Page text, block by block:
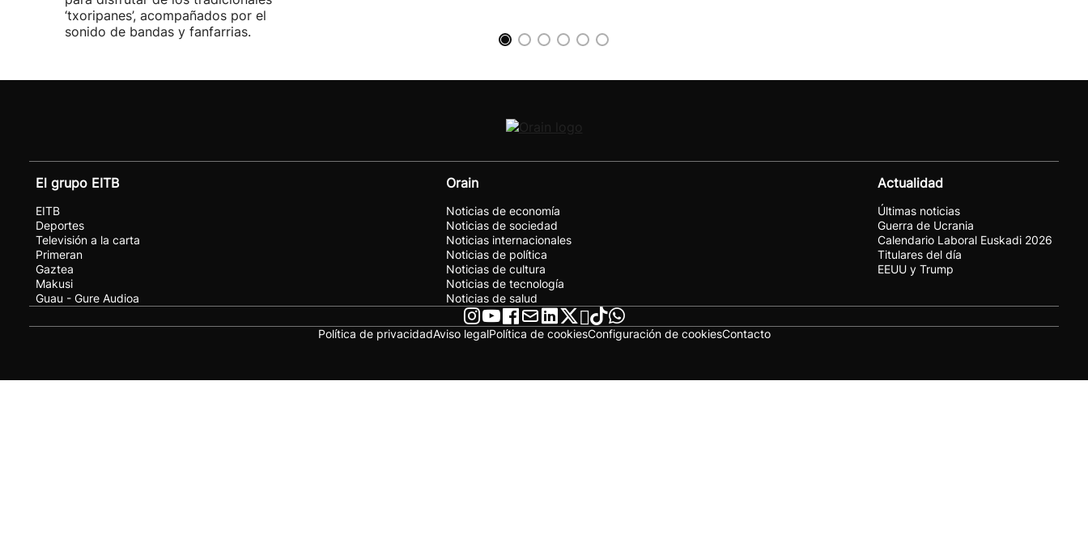
‘txoripanes’, acompañados por el
sonido de bandas y fanfarrias.
El grupo EITB
EITB
Deportes
Televisión a la carta
Primeran
Gaztea
Makusi
Guau - Gure Audioa
Orain
Noticias de economía
Noticias de sociedad
Noticias internacionales
Noticias de política
Noticias de cultura
Noticias de tecnología
Noticias de salud
Actualidad
Últimas noticias
Guerra de Ucrania
Calendario Laboral Euskadi 2026
Titulares del día
EEUU y Trump
Política de privacidadAviso legalPolítica de cookiesConfiguración de cookiesContacto